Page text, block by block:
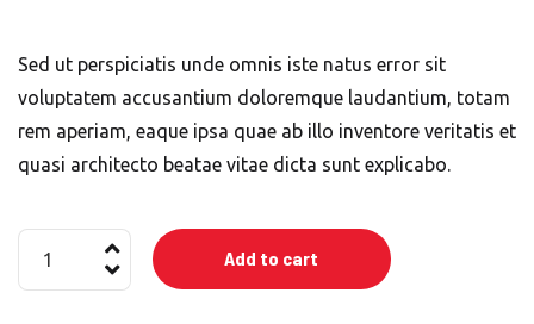
Sed ut perspiciatis unde omnis iste natus error sit
voluptatem accusantium doloremque laudantium, totam
rem aperiam, eaque ipsa quae ab illo inventore veritatis et
quasi architecto beatae vitae dicta sunt explicabo.
Add to cart